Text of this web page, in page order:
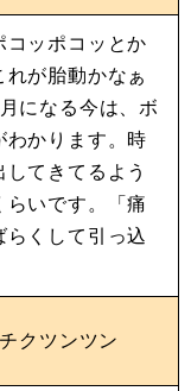
ッポコッとか
が胎動かなぁ
になる今は、ボ
わかります。時
てきてるよう
いです。「痛
くして引っ込
クツンツン